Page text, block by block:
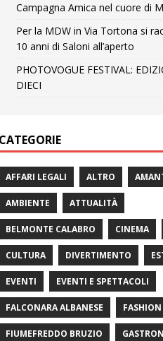
Campagna Amica nel cuore di
Per la MDW in Via Tortona si
10 anni di Saloni all’aperto
PHOTOVOGUE FESTIVAL:
DIECI
CATEGORIE
AFFARI LEGALI ALTRO
AMBIENTE ATTUALITÀ
BELMONTE CALABRO CINEMA
CULTURA DIVERTIMENTO
EVENTI EVENTI E SPETTACOLI
FALCONARA ALBANESE FASHION
FIUMEFREDDO BRUZIO